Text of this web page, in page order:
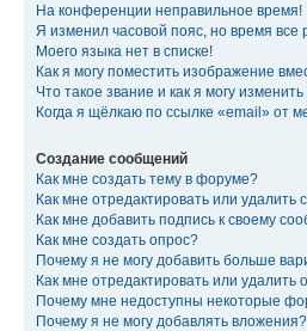
На конференции неправильное время!
Я изменил часовой пояс, но время все
Моего языка нет в списке!
Как я могу поместить изображение
Что такое звание и как я могу изменить
Когда я щёлкаю по ссылке «email» от
Создание сообщений
Как мне создать тему в форуме?
Как мне отредактировать или удалить
Как мне добавить подпись к своему
Как мне создать опрос?
Почему я не могу добавить больше
Как мне отредактировать или удалить
Почему мне недоступны некоторые
Почему я не могу добавлять вложения?